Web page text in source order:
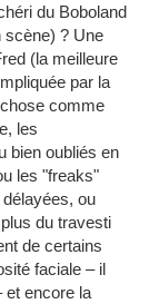
du Boboland
scène) ? Une
(la meilleure
par la
comme
les
bien oubliés en
les "freaks"
ou
du travesti
de certains
faciale – il
et encore la